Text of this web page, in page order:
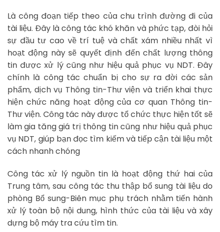
Là công đoạn tiếp theo của chu trình đường đi của
tài liệu. Đây là công tác khó khăn và phức tạp, đòi hỏi
sự đầu tư cao về trí tuệ và chất xám nhiều nhất vì
hoạt động này sẽ quyết định đến chất lượng thông
tin được xử lý cũng như hiệu quả phục vụ NDT. Đây
chính là công tác chuẩn bị cho sự ra đời các sản
phẩm, dịch vụ Thông tin-Thư viện và triển khai thực
hiện chức năng hoạt động của cơ quan Thông tin-
Thư viện. Công tác này được tổ chức thực hiện tốt sẽ
làm gia tăng giá trị thông tin cũng như hiệu quả phục
vụ NDT, giúp bạn đọc tìm kiếm và tiếp cận tài liệu một
cách nhanh chóng
Công tác xử lý nguồn tin là hoạt động thứ hai của
Trung tâm, sau công tác thu thập bổ sung tài liệu do
phòng Bổ sung-Biên mục phụ trách nhằm tiến hành
xử lý toàn bộ nội dung, hình thức của tài liệu và xây
dựng bộ máy tra cứu tìm tin.